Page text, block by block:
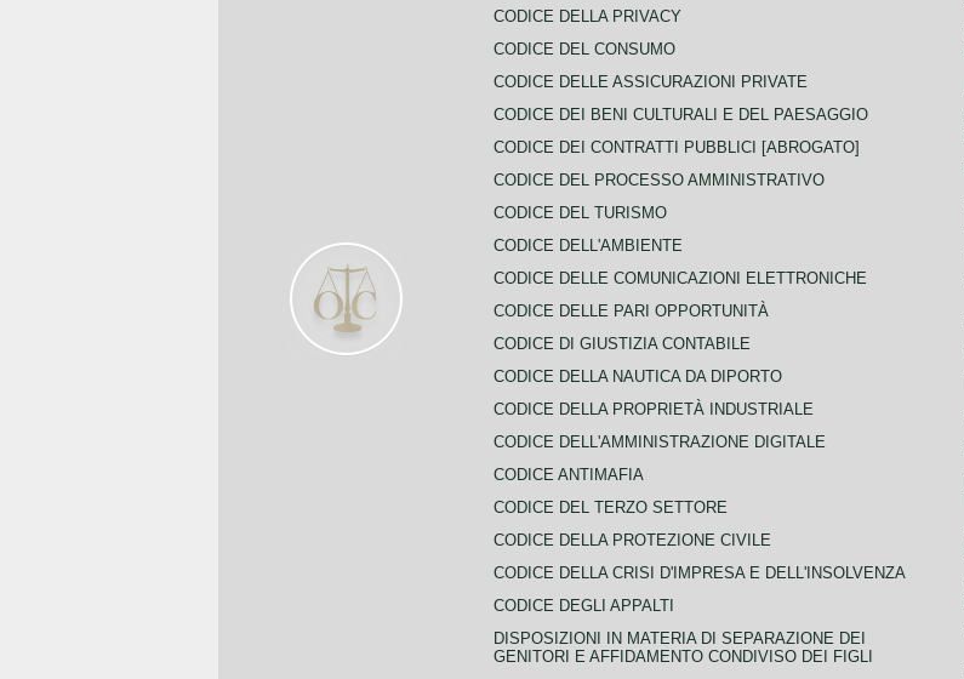
CODICE DELLA PRIVACY
CODICE DEL CONSUMO
CODICE DELLE ASSICURAZIONI PRIVATE
CODICE DEI BENI CULTURALI E DEL PAESAGGIO
CODICE DEI CONTRATTI PUBBLICI [ABROGATO]
CODICE DEL PROCESSO AMMINISTRATIVO
CODICE DEL TURISMO
CODICE DELL'AMBIENTE
CODICE DELLE COMUNICAZIONI ELETTRONICHE
CODICE DELLE PARI OPPORTUNITÀ
CODICE DI GIUSTIZIA CONTABILE
CODICE DELLA NAUTICA DA DIPORTO
CODICE DELLA PROPRIETÀ INDUSTRIALE
CODICE DELL'AMMINISTRAZIONE DIGITALE
CODICE ANTIMAFIA
CODICE DEL TERZO SETTORE
CODICE DELLA PROTEZIONE CIVILE
CODICE DELLA CRISI D'IMPRESA E DELL'INSOLVENZA
CODICE DEGLI APPALTI
DISPOSIZIONI IN MATERIA DI SEPARAZIONE DEI
GENITORI E AFFIDAMENTO CONDIVISO DEI FIGLI